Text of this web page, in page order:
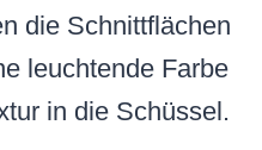
die Schnittflächen
leuchtende Farbe
in die Schüssel.